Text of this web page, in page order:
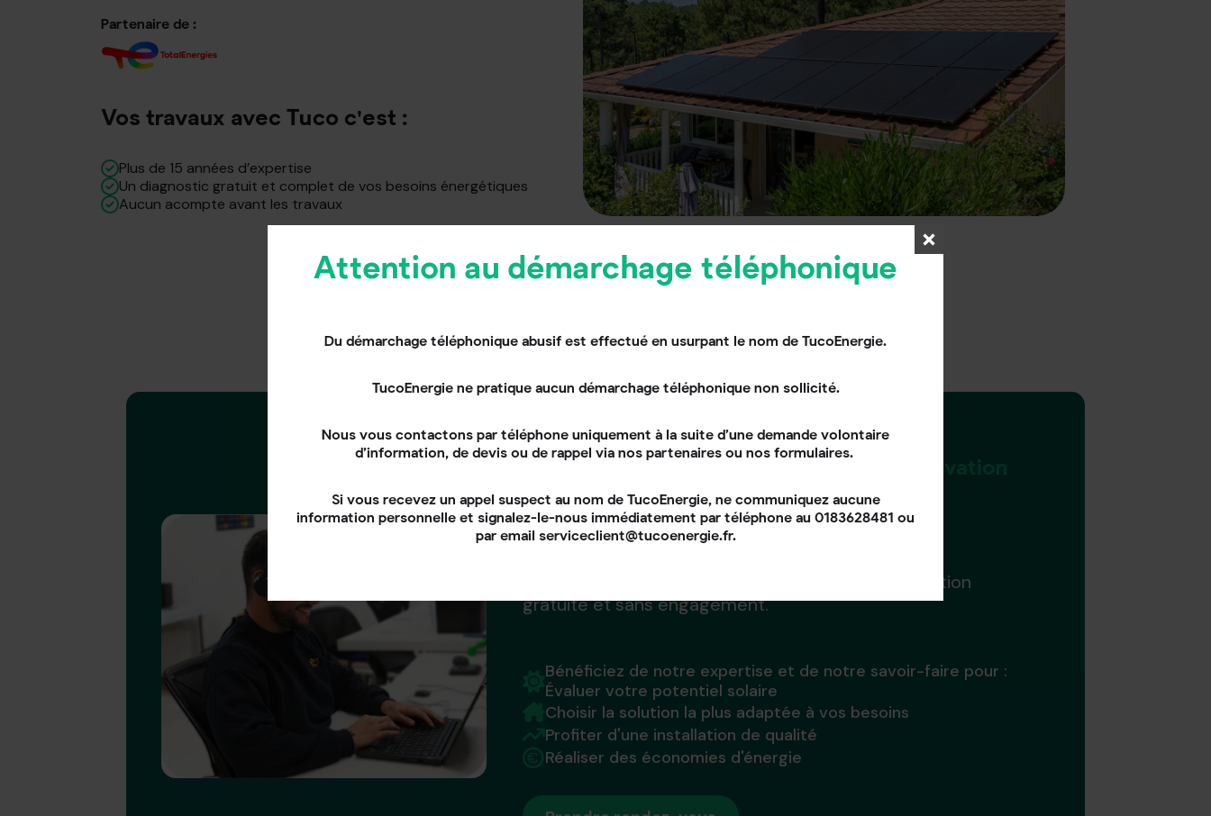
Partenaire de :
Vos travaux avec Tuco c'est :
Plus de 15 années d’expertise
Un diagnostic gratuit et complet de vos besoins énergétiques
Aucun acompte avant les travaux
énergétique !
N'attendez plus !
Contactez-nous dès aujourd'hui pour une consultation
gratuite et sans engagement.
Bénéficiez de notre expertise et de notre savoir-faire pour :
Évaluer votre potentiel solaire
Choisir la solution la plus adaptée à vos besoins
Profiter d'une installation de qualité
Réaliser des économies d'énergie
Attention au démarchage téléphonique
Du démarchage téléphonique abusif est effectué en usurpant le nom de TucoEnergie.
TucoEnergie ne pratique aucun démarchage téléphonique non sollicité.
Nous vous contactons par téléphone uniquement à la suite d’une demande volontaire
d’information, de devis ou de rappel via nos partenaires ou nos formulaires.
Si vous recevez un appel suspect au nom de TucoEnergie, ne communiquez aucune
information personnelle et signalez-le-nous immédiatement par téléphone au 0183628481 ou
par email serviceclient@tucoenergie.fr.